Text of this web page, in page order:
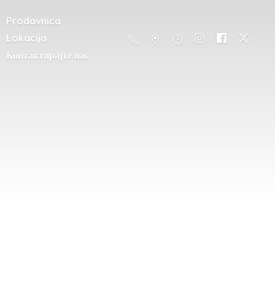
Prodavnica
Lokacija
Контактирајте нас